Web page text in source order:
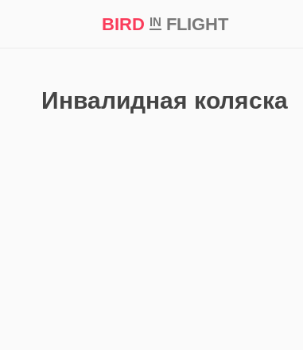
BIRD INFLIGHT
Инвалидная коляска